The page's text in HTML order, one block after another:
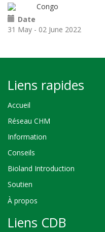
Congo
Date
31 May - 02 June 2022
Liens rapides
Accueil
Réseau CHM
Information
Conseils
Bioland Introduction
Soutien
À propos
Liens CDB